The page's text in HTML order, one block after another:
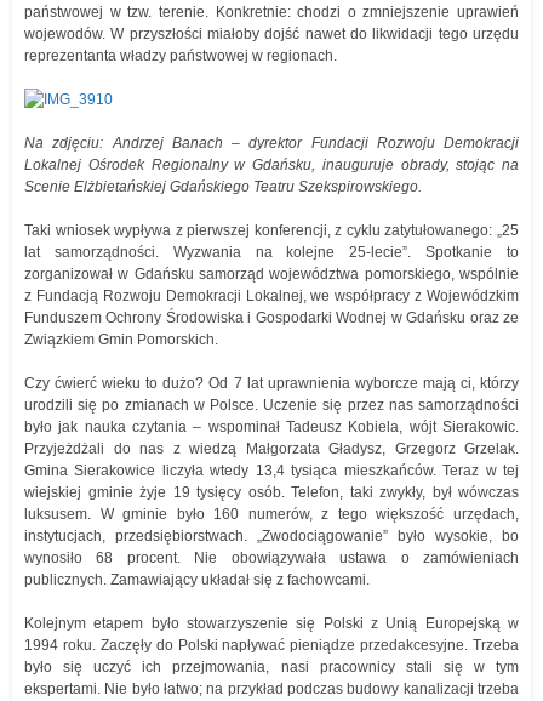
państwowej w tzw. terenie. Konkretnie: chodzi o zmniejszenie uprawień
wojewodów. W przyszłości miałoby dojść nawet do likwidacji tego urzędu
reprezentanta władzy państwowej w regionach.
Na zdjęciu: Andrzej Banach – dyrektor Fundacji Rozwoju Demokracji
Lokalnej Ośrodek Regionalny w Gdańsku, inauguruje obrady, stojąc na
Scenie Elżbietańskiej Gdańskiego Teatru Szekspirowskiego.
Taki wniosek wypływa z pierwszej konferencji, z cyklu zatytułowanego: „25
lat samorządności. Wyzwania na kolejne 25-lecie”. Spotkanie to
zorganizował w Gdańsku samorząd województwa pomorskiego, wspólnie
z Fundacją Rozwoju Demokracji Lokalnej, we współpracy z Wojewódzkim
Funduszem Ochrony Środowiska i Gospodarki Wodnej w Gdańsku oraz ze
Związkiem Gmin Pomorskich.
Czy ćwierć wieku to dużo? Od 7 lat uprawnienia wyborcze mają ci, którzy
urodzili się po zmianach w Polsce. Uczenie się przez nas samorządności
było jak nauka czytania – wspominał Tadeusz Kobiela, wójt Sierakowic.
Przyjeżdżali do nas z wiedzą Małgorzata Gładysz, Grzegorz Grzelak.
Gmina Sierakowice liczyła wtedy 13,4 tysiąca mieszkańców. Teraz w tej
wiejskiej gminie żyje 19 tysięcy osób. Telefon, taki zwykły, był wówczas
luksusem. W gminie było 160 numerów, z tego większość urzędach,
instytucjach, przedsiębiorstwach. „Zwodociągowanie” było wysokie, bo
wynosiło 68 procent. Nie obowiązywała ustawa o zamówieniach
publicznych. Zamawiający układał się z fachowcami.
Kolejnym etapem było stowarzyszenie się Polski z Unią Europejską w
1994 roku. Zaczęły do Polski napływać pieniądze przedakcesyjne. Trzeba
było się uczyć ich przejmowania, nasi pracownicy stali się w tym
ekspertami. Nie było łatwo; na przykład podczas budowy kanalizacji trzeba